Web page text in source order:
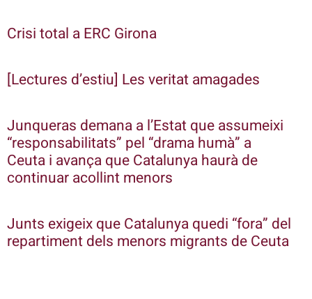
Crisi total a ERC Girona
[Lectures d’estiu] Les veritat amagades
Junqueras demana a l’Estat que assumeixi
“responsabilitats” pel “drama humà” a
Ceuta i avança que Catalunya haurà de
continuar acollint menors
Junts exigeix que Catalunya quedi “fora” del
repartiment dels menors migrants de Ceuta